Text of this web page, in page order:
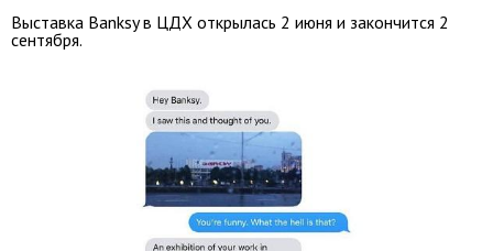
Выставка Banksy в ЦДХ открылась 2 июня и закончится 2
сентября.